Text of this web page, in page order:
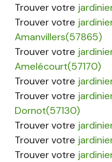
Trouver votre
Trouver votre
Amanvillers(57865)
Trouver votre
Amelécourt(57170)
Trouver votre
Trouver votre
Dornot(57130)
Trouver votre
Trouver votre
Trouver votre